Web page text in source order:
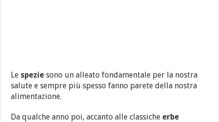
Le spezie sono un alleato fondamentale per la nostra
salute e sempre più spesso fanno parete della nostra
alimentazione.
Da qualche anno poi, accanto alle classiche erbe